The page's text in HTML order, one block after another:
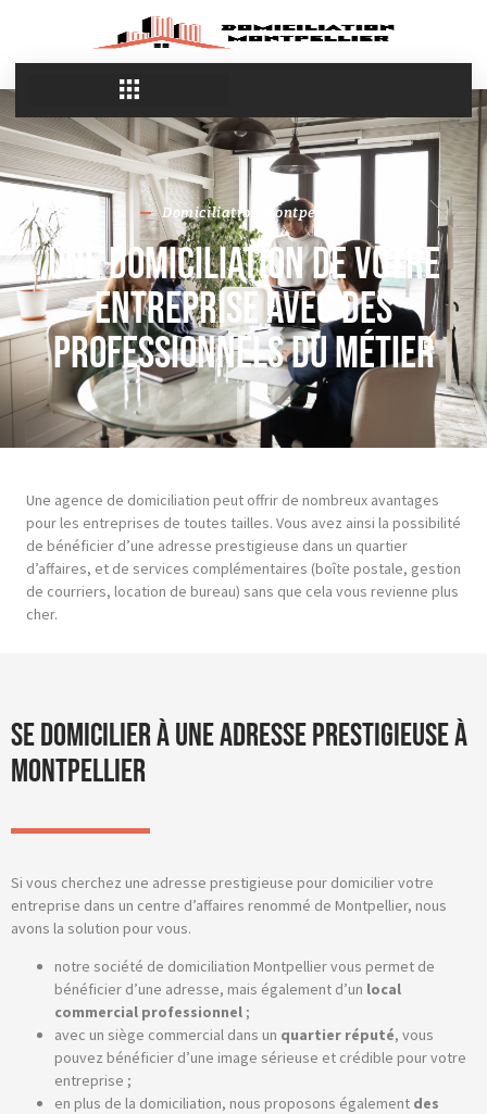
Domiciliation Montpellier
Une domiciliation de votre
entreprise avec des
professionnels du métier
Une agence de domiciliation peut offrir de nombreux avantages
pour les entreprises de toutes tailles. Vous avez ainsi la possibilité
de bénéficier d’une adresse prestigieuse dans un quartier
d’affaires, et de services complémentaires (boîte postale, gestion
de courriers, location de bureau) sans que cela vous revienne plus
cher.
Se domicilier à une adresse prestigieuse à
Montpellier
Si vous cherchez une adresse prestigieuse pour domicilier votre
entreprise dans un centre d’affaires renommé de Montpellier, nous
avons la solution pour vous.
notre société de domiciliation Montpellier vous permet de
bénéficier d’une adresse, mais également d’un local
commercial professionnel ;
avec un siège commercial dans un quartier réputé, vous
pouvez bénéficier d’une image sérieuse et crédible pour votre
entreprise ;
en plus de la domiciliation, nous proposons également des